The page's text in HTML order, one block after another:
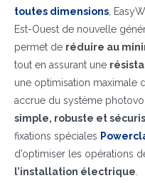
toutes dimensions ,
Est-Ouest de nouvelle
permet de réduire au
tout en assurant une
une optimisation maximale
accrue du système
simple, robuste et
fixations spéciales
d’optimiser les opérations
l’installation électrique